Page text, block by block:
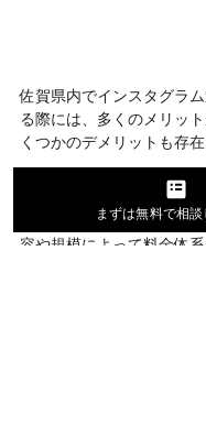
佐賀県内でインスタグラ
る際には、多くのメリッ
くつかのデメリットも存在
インスタグラム運用代行
容や規模によって料金体系
まずは無料で相